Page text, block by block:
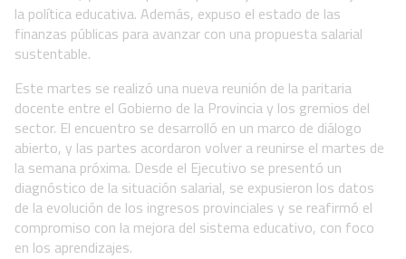
la política educativa. Además, expuso el estado de las
finanzas públicas para avanzar con una propuesta salarial
sustentable.
Este martes se realizó una nueva reunión de la paritaria
docente entre el Gobierno de la Provincia y los gremios del
sector. El encuentro se desarrolló en un marco de diálogo
abierto, y las partes acordaron volver a reunirse el martes de
la semana próxima. Desde el Ejecutivo se presentó un
diagnóstico de la situación salarial, se expusieron los datos
de la evolución de los ingresos provinciales y se reafirmó el
compromiso con la mejora del sistema educativo, con foco
en los aprendizajes.